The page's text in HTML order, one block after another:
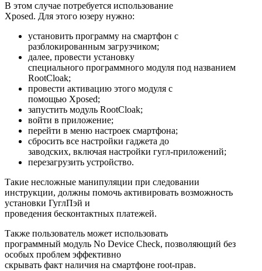
В этом случае потребуется использование
Xposed. Для этого юзеру нужно:
установить программу на смартфон с
разблокированным загрузчиком;
далее, провести установку
специального программного модуля под названием
RootCloak;
провести активацию этого модуля с
помощью Xposed;
запустить модуль RootCloak;
войти в приложение;
перейти в меню настроек смартфона;
сбросить все настройки гаджета до
заводских, включая настройки гугл-приложений;
перезагрузить устройство.
Такие несложные манипуляции при следовании
инструкции, должны помочь активировать возможность
установки ГуглПэй и
проведения бесконтактных платежей.
Также пользователь может использовать
программный модуль No Device Check, позволяющий без
особых проблем эффективно
скрывать факт наличия на смартфоне root-прав.